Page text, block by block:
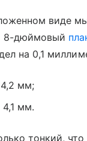
виде
8-дюймовый
на 0,1
мм;
мм.
тонкий,